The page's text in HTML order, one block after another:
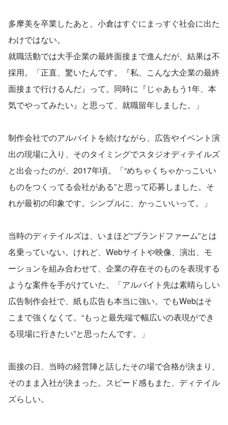
多摩美を卒業したあと、小倉はすぐにまっすぐ社会に出た
わけではない。
就職活動では大手企業の最終面接まで進んだが、結果は不
採用。「正直、驚いたんです。『私、こんな大企業の最終
面接まで行けるんだ』って。同時に『じゃあもう1年、本
気でやってみたい』と思って、就職留年しました。」
制作会社でのアルバイトを続けながら、広告やイベント演
出の現場に入り、そのタイミングでスタジオディテイルズ
と出会ったのが、2017年頃。「“めちゃくちゃかっこいい
ものをつくってる会社がある”と思って応募しました。そ
れが最初の印象です。シンプルに、かっこいいって。」
当時のディテイルズは、いまほど“ブランドファーム”とは
名乗っていない。けれど、Webサイトや映像、演出、モ
ーションを組み合わせて、企業の存在そのものを表現する
ような案件を手がけていた。「アルバイト先は素晴らしい
広告制作会社で、紙も広告も本当に強い。でもWebはそ
こまで強くなくて。“もっと最先端で幅広いの表現ができ
る現場に行きたい”と思ったんです。」
面接の日、当時の経営陣と話したその場で合格が決まり、
そのまま入社が決まった。スピード感もまた、ディテイル
ズらしい。